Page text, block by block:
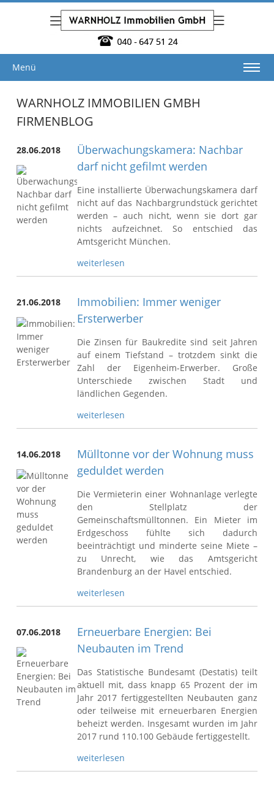
Menü
WARNHOLZ IMMOBILIEN GMBH
FIRMENBLOG
28.06.2018
Überwachungskamera: Nachbar
darf nicht gefilmt werden
Eine installierte Überwachungskamera darf
nicht auf das Nachbargrundstück gerichtet
werden – auch nicht, wenn sie dort gar
nichts aufzeichnet. So entschied das
Amtsgericht München.
weiterlesen
21.06.2018
Immobilien: Immer weniger
Ersterwerber
Die Zinsen für Baukredite sind seit Jahren
auf einem Tiefstand – trotzdem sinkt die
Zahl der Eigenheim-Erwerber. Große
Unterschiede zwischen Stadt und
ländlichen Gegenden.
weiterlesen
14.06.2018
Mülltonne vor der Wohnung muss
geduldet werden
Die Vermieterin einer Wohnanlage verlegte
den Stellplatz der
Gemeinschaftsmülltonnen. Ein Mieter im
Erdgeschoss fühlte sich dadurch
beeinträchtigt und minderte seine Miete –
zu Unrecht, wie das Amtsgericht
Brandenburg an der Havel entschied.
weiterlesen
07.06.2018
Erneuerbare Energien: Bei
Neubauten im Trend
Das Statistische Bundesamt (Destatis) teilt
aktuell mit, dass knapp 65 Prozent der im
Jahr 2017 fertiggestellten Neubauten ganz
oder teilweise mit erneuerbaren Energien
beheizt werden. Insgesamt wurden im Jahr
2017 rund 110.100 Gebäude fertiggestellt.
weiterlesen